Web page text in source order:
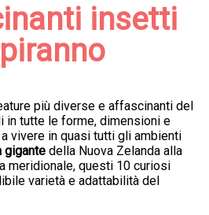
insetti
più diverse e affascinanti del
in tutte le forme, dimensioni e
vivere in quasi tutti gli ambienti
gigante della Nuova Zelanda alla
meridionale, questi 10 curiosi
varietà e adattabilità del